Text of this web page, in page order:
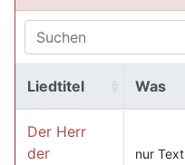
Liedtitel Was
Der Herr
der
nur Text